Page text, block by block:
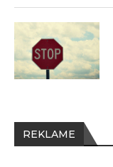
REKLAME